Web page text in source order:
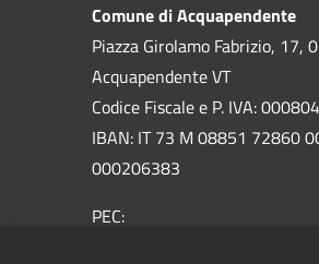
Comune di Acquapendente
Piazza Girolamo Fabrizio, 17,
Acquapendente VT
Codice Fiscale e P. IVA:
IBAN: IT 73 M 08851 72860
000206383
PEC: